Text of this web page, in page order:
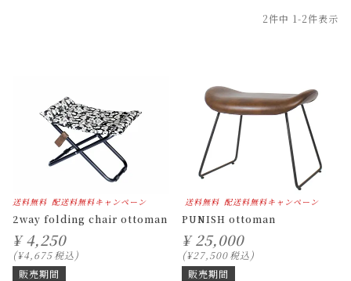
2件中 1-2件表示
送料無料 配送料無料キャンペーン
2way folding chair ottoman
¥ 4,250
¥4,675税込
販売期間
送料無料 配送料無料キャンペーン
PUNISH ottoman
¥ 25,000
¥27,500税込
販売期間